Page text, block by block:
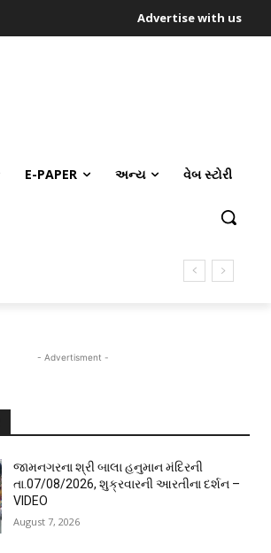
Advertise with us
E-PAPER અન્ય વેબ સ્ટોરી
- Advertisment -
જામનગરના શ્રી બાલા હનુમાન મંદિરની
તા.07/08/2026, શુક્રવારની આરતીના દર્શન –
VIDEO
August 7, 2026